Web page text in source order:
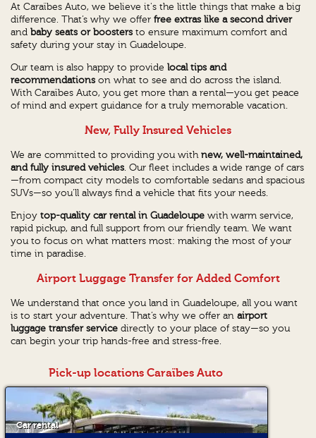
At Caraïbes Auto, we believe it's the little things that make a big
difference. That’s why we offerfree extras like a second driver
andbaby seats or boosters to ensure maximum comfort and
safety during your stay in Guadeloupe.
Our team is also happy to providelocal tips and
recommendations on what to see and do across the island.
With Caraïbes Auto, you get more than a rental—you get peace
of mind and expert guidance for a truly memorable vacation.
New, Fully Insured Vehicles
We are committed to providing you withnew, well-maintained,
and fully insured vehicles. Our fleet includes a wide range of cars
—from compact city models to comfortable sedans and spacious
SUVs—so you’ll always find a vehicle that fits your needs.
Enjoytop-quality car rental in Guadeloupe with warm service,
rapid pickup, and full support from our friendly team. We want
you to focus on what matters most: making the most of your
time in paradise.
Airport Luggage Transfer for Added Comfort
We understand that once you land in Guadeloupe, all you want
is to start your adventure. That’s why we offer anairport
luggage transfer service directly to your place of stay—so you
can begin your trip hands-free and stress-free.
Pick-up locations Caraïbes Auto
Car rental